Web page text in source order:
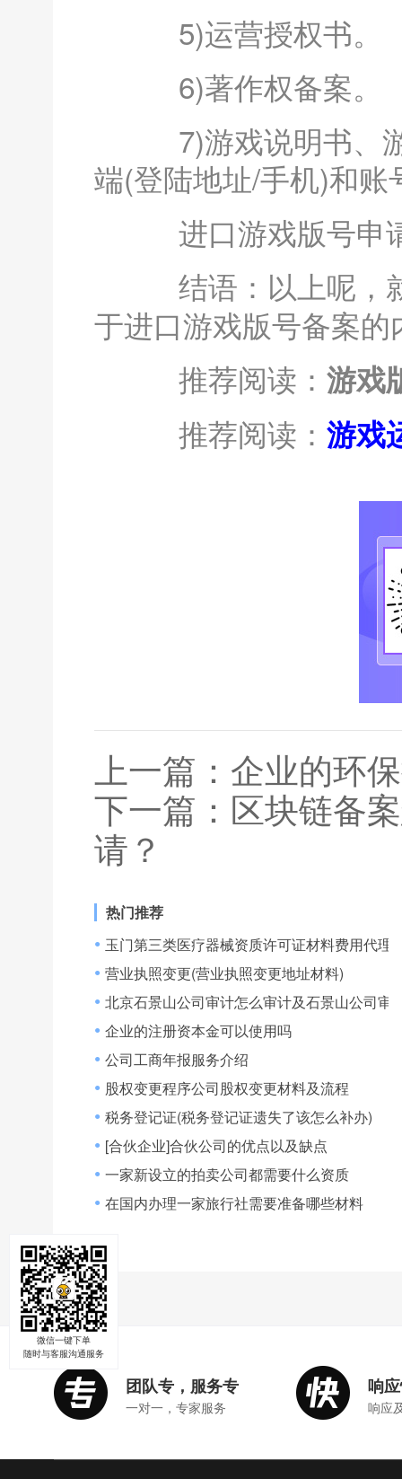
5)运营授权书。
6)著作权备案。
7)游戏说明书、游
端(登陆地址/手机)和
进口游戏版号申
结语：以上呢，
于进口游戏版号备案的
推荐阅读： 游戏
推荐阅读： 游戏
上一篇： 企业的环
下一篇： 区块链备
请？
热门推荐
● 玉门第三类医疗器械资质许可证材料费用代理,
● 营业执照变更(营业执照变更地址材料)
● 北京石景山公司审计怎么审计及石景山公司审
● 企业的注册资本金可以使用吗
● 公司工商年报服务介绍
● 股权变更程序公司股权变更材料及流程
● 税务登记证(税务登记证遗失了该怎么补办)
● [合伙企业]合伙公司的优点以及缺点
● 一家新设立的拍卖公司都需要什么资质
● 在国内办理一家旅行社需要准备哪些材料
团队专，服务专
一对一，专家服务
响
响应
微信一键下单
随时与客服沟通服务